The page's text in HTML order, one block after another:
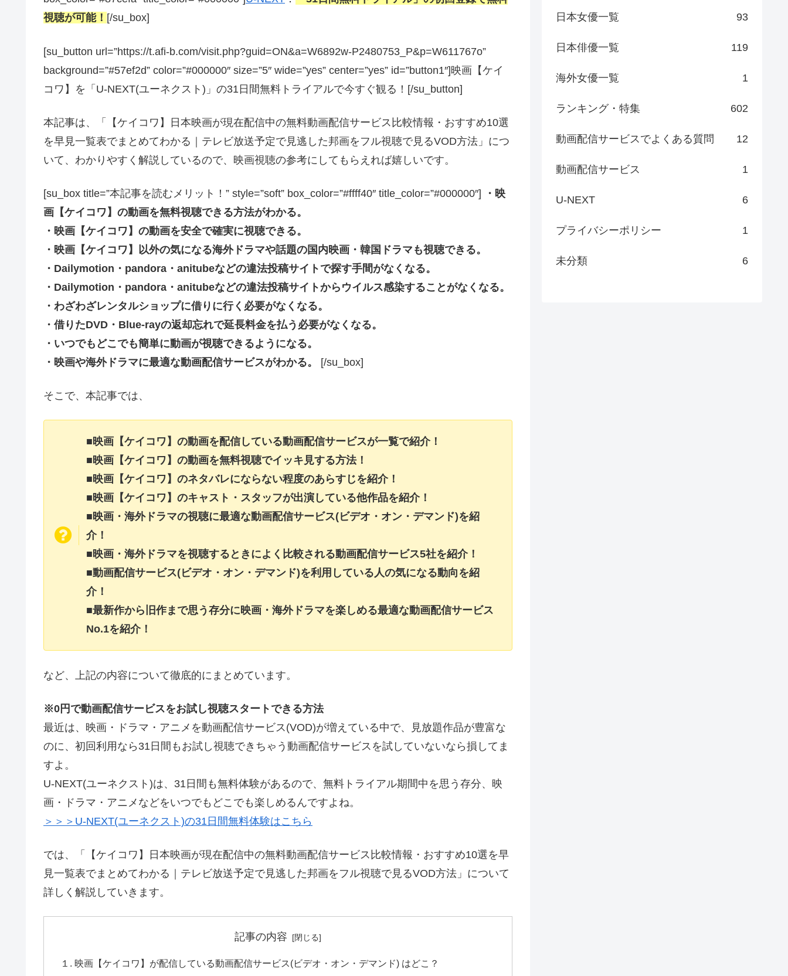
視聴が可能！ [/su_box]
[su_button url=”https://t.afi-b.com/visit.php?guid=ON&a=W6892w-P2480753_P&p=W611767o”
background=”#57ef2d” color=”#000000″ size=”5″ wide=”yes” center=”yes” id=”button1″]映画【ケイ
コワ】を「U-NEXT(ユーネクスト)」の31日間無料トライアルで今すぐ観る！[/su_button]
本記事は、「【ケイコワ】日本映画が現在配信中の無料動画配信サービス比較情報・おすすめ10選
を早見一覧表でまとめてわかる｜テレビ放送予定で見逃した邦画をフル視聴で見るVOD方法」につ
いて、わかりやすく解説しているので、映画視聴の参考にしてもらえれば嬉しいです。
[su_box title=”本記事を読むメリット！” style=”soft” box_color=”#ffff40″ title_color=”#000000″]
・映
画【ケイコワ】の動画を無料視聴できる方法がわかる。
・映画【ケイコワ】の動画を安全で確実に視聴できる。
・映画【ケイコワ】以外の気になる海外ドラマや話題の国内映画・韓国ドラマも視聴できる。
・Dailymotion・pandora・anitubeなどの違法投稿サイトで探す手間がなくなる。
・Dailymotion・pandora・anitubeなどの違法投稿サイトからウイルス感染することがなくなる。
・わざわざレンタルショップに借りに行く必要がなくなる。
・借りたDVD・Blue-rayの返却忘れで延長料金を払う必要がなくなる。
・いつでもどこでも簡単に動画が視聴できるようになる。
・映画や海外ドラマに最適な動画配信サービスがわかる。
[/su_box]
そこで、本記事では、
■映画【ケイコワ】の動画を配信している動画配信サービスが一覧で紹介！
■映画【ケイコワ】の動画を無料視聴でイッキ見する方法！
■映画【ケイコワ】のネタバレにならない程度のあらすじを紹介！
■映画【ケイコワ】のキャスト・スタッフが出演している他作品を紹介！
■映画・海外ドラマの視聴に最適な動画配信サービス(ビデオ・オン・デマンド)を紹
介！
■映画・海外ドラマを視聴するときによく比較される動画配信サービス5社を紹介！
■動画配信サービス(ビデオ・オン・デマンド)を利用している人の気になる動向を紹
介！
■最新作から旧作まで思う存分に映画・海外ドラマを楽しめる最適な動画配信サービス
No.1を紹介！
など、上記の内容について徹底的にまとめています。
※0円で動画配信サービスをお試し視聴スタートできる方法
最近は、映画・ドラマ・アニメを動画配信サービス(VOD)が増えている中で、見放題作品が豊富な
のに、初回利用なら31日間もお試し視聴できちゃう動画配信サービスを試していないなら損してま
すよ。
U-NEXT(ユーネクスト)は、31日間も無料体験があるので、無料トライアル期間中を思う存分、映
画・ドラマ・アニメなどをいつでもどこでも楽しめるんですよね。
＞＞＞U-NEXT(ユーネクスト)の31日間無料体験はこちら
では、「【ケイコワ】日本映画が現在配信中の無料動画配信サービス比較情報・おすすめ10選を早
見一覧表でまとめてわかる｜テレビ放送予定で見逃した邦画をフル視聴で見るVOD方法」について
詳しく解説していきます。
記事の内容
１. 映画【ケイコワ】が配信している動画配信サービス(ビデオ・オン・デマンド) はどこ？
日本女優一覧 93
日本俳優一覧 119
海外女優一覧 1
ランキング・特集 602
動画配信サービスでよくある質問 12
動画配信サービス 1
U-NEXT 6
プライバシーポリシー 1
未分類 6